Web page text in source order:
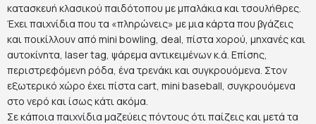
κατασκευή κλασικού παιδότοπου με μπαλάκια και τσουλήθρες.
Έχει παιχνίδια που τα «πληρώνεις» με μια κάρτα που βγάζεις
και ποικίλλουν από mini bowling, deal, πίστα χορού, μηχανές και
αυτοκίνητα, laser tag, ψάρεμα αντικειμένων κ.ά. Επίσης,
περιστρεφόμενη ρόδα, ένα τρενάκι και συγκρουόμενα. Στον
εξωτερικό χώρο έχει πίστα cart, mini baseball, συγκρουόμενα
στο νερό και ίσως κάτι ακόμα.
Σε κάποια παιχνίδια μαζεύεις πόντους ότι παίζεις και μετά τα